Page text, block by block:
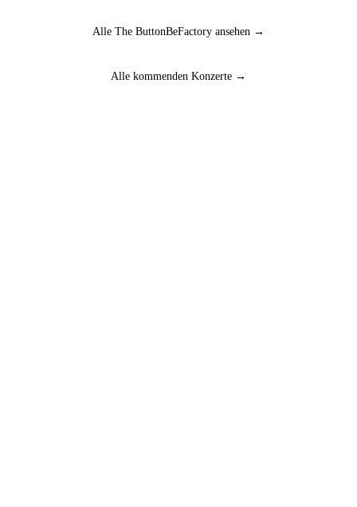
Alle The ButtonBeFactory ansehen →
Alle kommenden Konzerte →